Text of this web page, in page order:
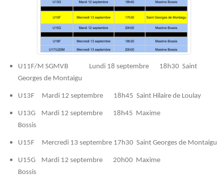
U11F/M SGMVB Lundi 18 septembre 18h30 Saint
Georges de Montaigu
U13F Mardi 12 septembre 18h45 Saint Hilaire de Loulay
U13G Mardi 12 septembre 18h45 Maxime
Bossis
U15F Mercredi 13 septembre 17h30 Saint Georges de Montaigu
U15G Mardi 12 septembre 20h00 Maxime
Bossis